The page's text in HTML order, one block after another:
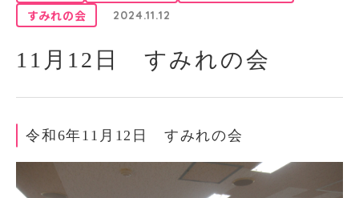
すみれの会
2024.11.12
11月12日 すみれの会
令和6年11月12日 すみれの会